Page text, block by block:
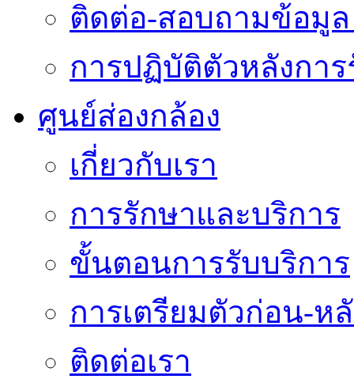
ติดต่อ-สอบถามข้อมู
การปฏิบัติตัวหลังการ
ศูนย์ส่องกล้อง
เกี่ยวกับเรา
การรักษาและบริการ
ขั้นตอนการรับบริการ
การเตรียมตัวก่อน-ห
ติดต่อเรา